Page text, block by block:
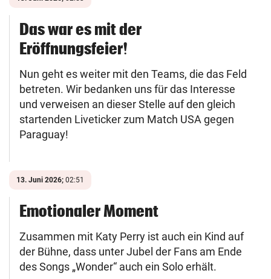
Das war es mit der
Eröffnungsfeier!
Nun geht es weiter mit den Teams, die das Feld
betreten. Wir bedanken uns für das Interesse
und verweisen an dieser Stelle auf den gleich
startenden Liveticker zum Match USA gegen
Paraguay!
13. Juni 2026; 02:51
Emotionaler Moment
Zusammen mit Katy Perry ist auch ein Kind auf
der Bühne, dass unter Jubel der Fans am Ende
des Songs „Wonder“ auch ein Solo erhält.